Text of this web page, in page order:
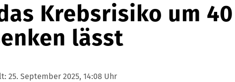
Krebsrisiko um 40
lässt
25. September 2025, 14:08 Uhr